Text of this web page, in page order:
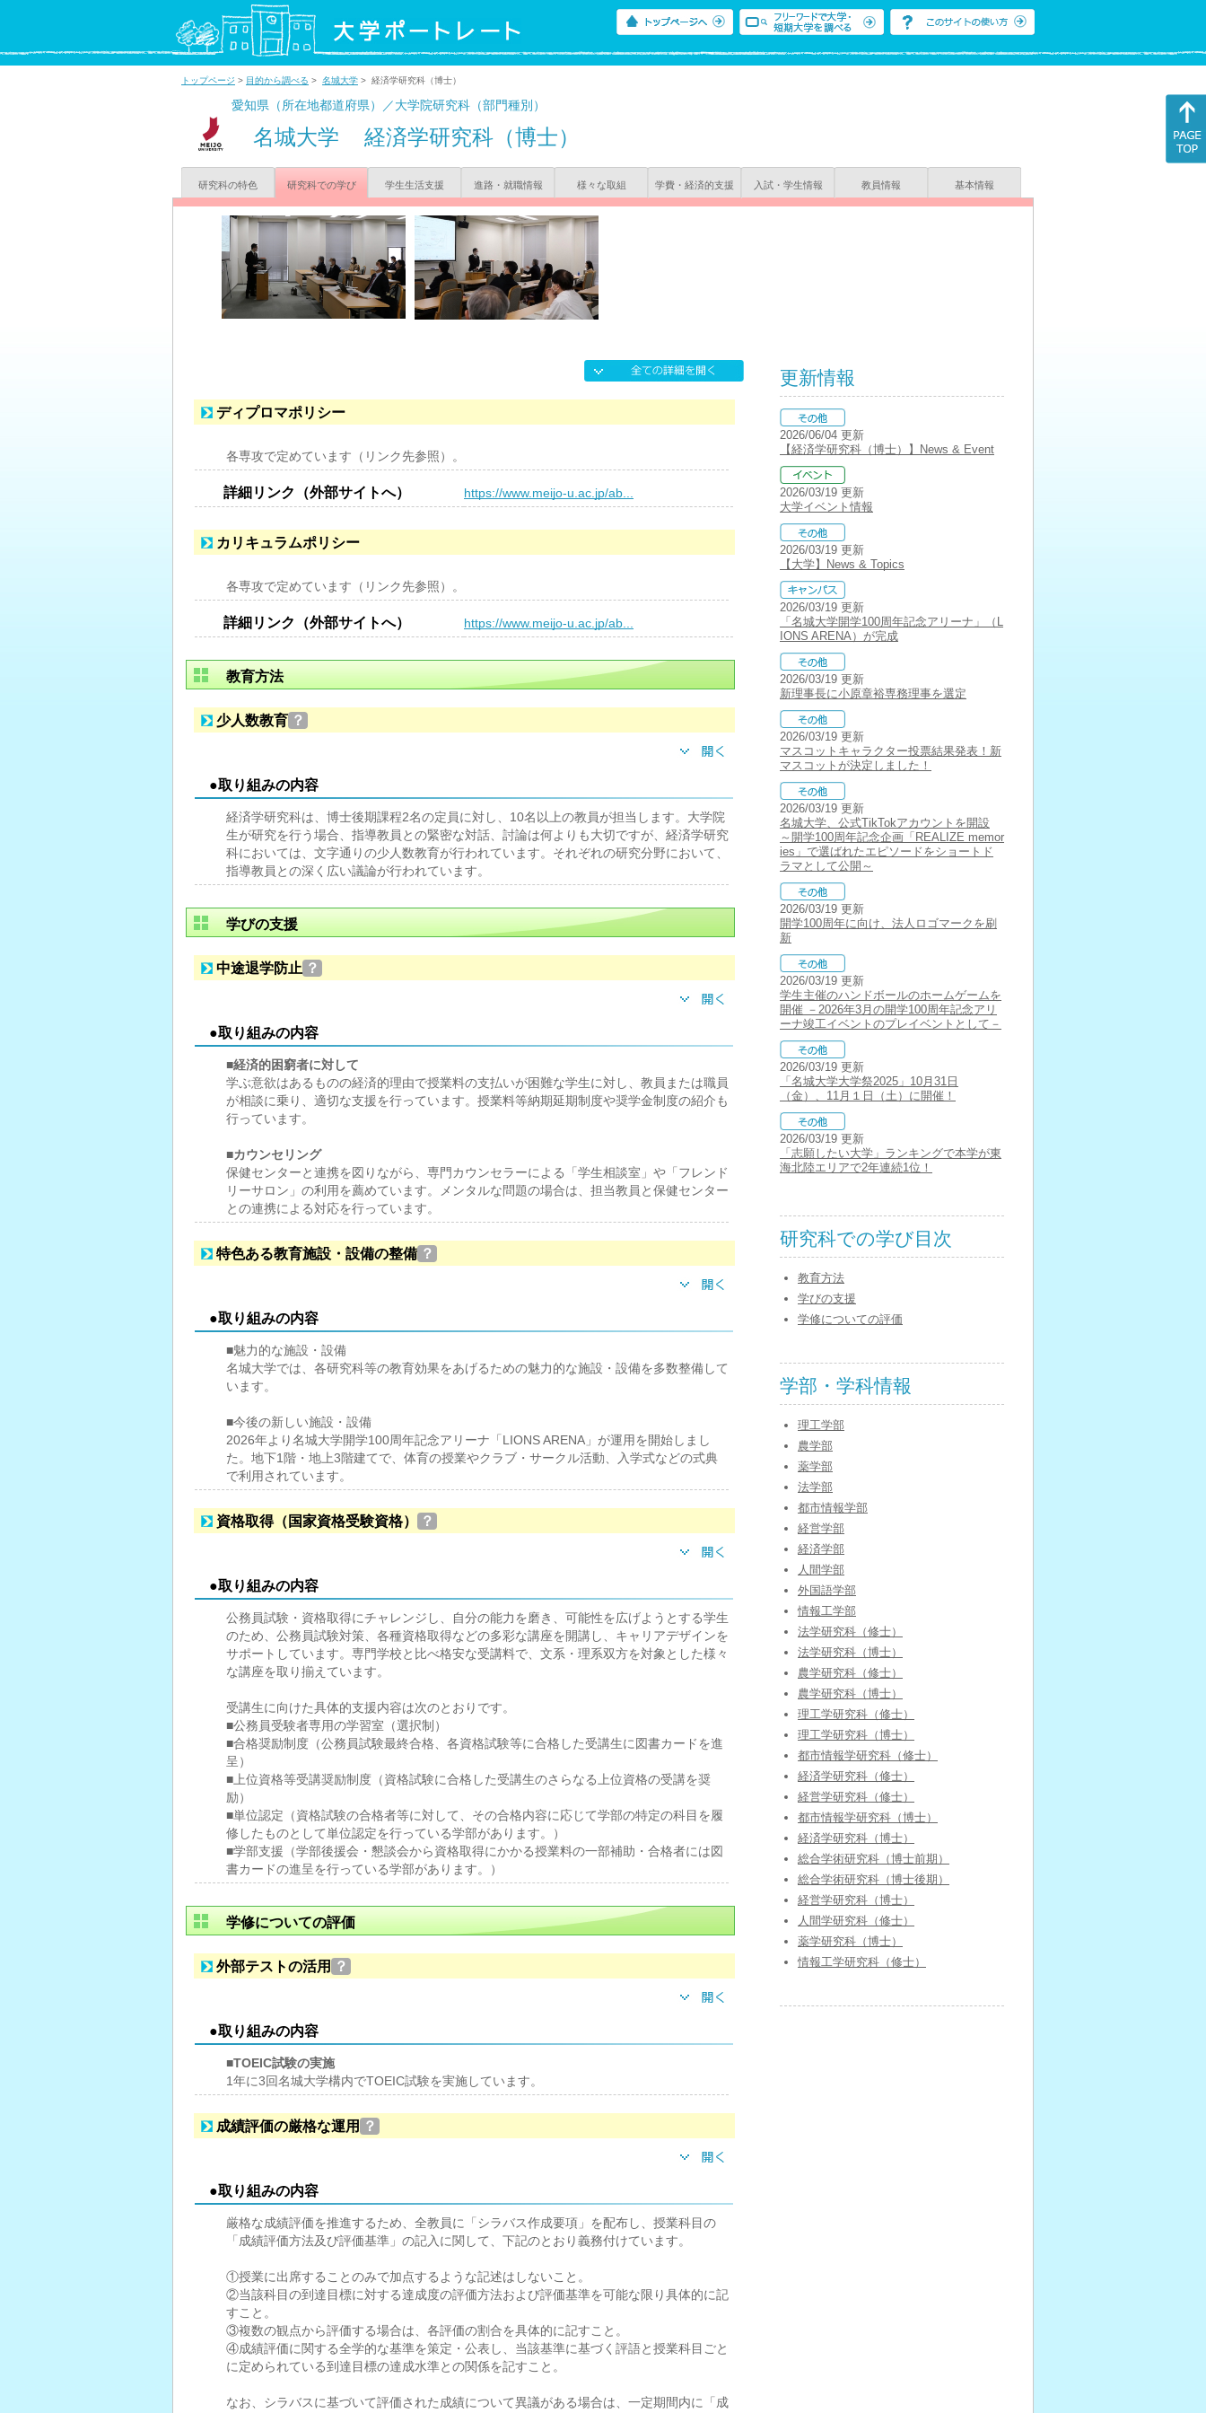
トップページ > 目的から調べる > 名城大学 > 経済学研究科（博士）
愛知県（所在地都道府県）／大学院研究科（部門種別）
名城大学 経済学研究科（博士）
研究科の特色 研究科での学び 学生生活支援 進路・就職情報 様々な取組 学費・経済的支援 入試・学生情報 教員情報 基本情報
ディプロマポリシー
各専攻で定めています（リンク先参照）。
詳細リンク（外部サイトへ） https://www.meijo-u.ac.jp/ab...
カリキュラムポリシー
各専攻で定めています（リンク先参照）。
詳細リンク（外部サイトへ） https://www.meijo-u.ac.jp/ab...
教育方法
少人数教育 ？
●取り組みの内容
経済学研究科は、博士後期課程2名の定員に対し、10名以上の教員が担当します。大学院
生が研究を行う場合、指導教員との緊密な対話、討論は何よりも大切ですが、経済学研究
科においては、文字通りの少人数教育が行われています。それぞれの研究分野において、
指導教員との深く広い議論が行われています。
学びの支援
中途退学防止 ？
●取り組みの内容
■経済的困窮者に対して
学ぶ意欲はあるものの経済的理由で授業料の支払いが困難な学生に対し、教員または職員
が相談に乗り、適切な支援を行っています。授業料等納期延期制度や奨学金制度の紹介も
行っています。
■カウンセリング
保健センターと連携を図りながら、専門カウンセラーによる「学生相談室」や「フレンド
リーサロン」の利用を薦めています。メンタルな問題の場合は、担当教員と保健センター
との連携による対応を行っています。
特色ある教育施設・設備の整備 ？
●取り組みの内容
■魅力的な施設・設備
名城大学では、各研究科等の教育効果をあげるための魅力的な施設・設備を多数整備して
います。
■今後の新しい施設・設備
2026年より名城大学開学100周年記念アリーナ「LIONS ARENA」が運用を開始しまし
た。地下1階・地上3階建てで、体育の授業やクラブ・サークル活動、入学式などの式典
で利用されています。
資格取得（国家資格受験資格） ？
●取り組みの内容
公務員試験・資格取得にチャレンジし、自分の能力を磨き、可能性を広げようとする学生
のため、公務員試験対策、各種資格取得などの多彩な講座を開講し、キャリアデザインを
サポートしています。専門学校と比べ格安な受講料で、文系・理系双方を対象とした様々
な講座を取り揃えています。
受講生に向けた具体的支援内容は次のとおりです。
■公務員受験者専用の学習室（選択制）
■合格奨励制度（公務員試験最終合格、各資格試験等に合格した受講生に図書カードを進
呈）
■上位資格等受講奨励制度（資格試験に合格した受講生のさらなる上位資格の受講を奨
励）
■単位認定（資格試験の合格者等に対して、その合格内容に応じて学部の特定の科目を履
修したものとして単位認定を行っている学部があります。）
■学部支援（学部後援会・懇談会から資格取得にかかる授業料の一部補助・合格者には図
書カードの進呈を行っている学部があります。）
学修についての評価
外部テストの活用 ？
●取り組みの内容
■TOEIC試験の実施
1年に3回名城大学構内でTOEIC試験を実施しています。
成績評価の厳格な運用 ？
●取り組みの内容
厳格な成績評価を推進するため、全教員に「シラバス作成要項」を配布し、授業科目の
「成績評価方法及び評価基準」の記入に関して、下記のとおり義務付けています。
①授業に出席することのみで加点するような記述はしないこと。
②当該科目の到達目標に対する達成度の評価方法および評価基準を可能な限り具体的に記
すこと。
③複数の観点から評価する場合は、各評価の割合を具体的に記すこと。
④成績評価に関する全学的な基準を策定・公表し、当該基準に基づく評語と授業科目ごと
に定められている到達目標の達成水準との関係を記すこと。
なお、シラバスに基づいて評価された成績について異議がある場合は、一定期間内に「成
更新情報
2026/06/04 更新
【経済学研究科（博士）】News & Event
2026/03/19 更新
大学イベント情報
2026/03/19 更新
【大学】News & Topics
2026/03/19 更新
「名城大学開学100周年記念アリーナ」（L
IONS ARENA）が完成
2026/03/19 更新
新理事長に小原章裕専務理事を選定
2026/03/19 更新
マスコットキャラクター投票結果発表！新
マスコットが決定しました！
2026/03/19 更新
名城大学、公式TikTokアカウントを開設
～開学100周年記念企画「REALIZE memor
ies」で選ばれたエピソードをショートド
ラマとして公開～
2026/03/19 更新
開学100周年に向け、法人ロゴマークを刷
新
2026/03/19 更新
学生主催のハンドボールのホームゲームを
開催 －2026年3月の開学100周年記念アリ
ーナ竣工イベントのプレイベントとして－
2026/03/19 更新
「名城大学大学祭2025」10月31日
（金）、11月１日（土）に開催！
2026/03/19 更新
「志願したい大学」ランキングで本学が東
海北陸エリアで2年連続1位！
研究科での学び目次
教育方法
学びの支援
学修についての評価
学部・学科情報
理工学部
農学部
薬学部
法学部
都市情報学部
経営学部
経済学部
人間学部
外国語学部
情報工学部
法学研究科（修士）
法学研究科（博士）
農学研究科（修士）
農学研究科（博士）
理工学研究科（修士）
理工学研究科（博士）
都市情報学研究科（修士）
経済学研究科（修士）
経営学研究科（修士）
都市情報学研究科（博士）
経済学研究科（博士）
総合学術研究科（博士前期）
総合学術研究科（博士後期）
経営学研究科（博士）
人間学研究科（修士）
薬学研究科（博士）
情報工学研究科（修士）